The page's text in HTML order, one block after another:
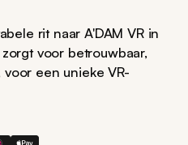
rit naar A'DAM VR in
voor betrouwbaar,
een unieke VR-